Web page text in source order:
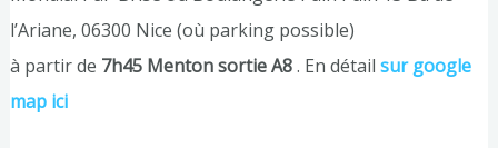
l’Ariane, 06300 Nice (où parking possible)
à partir de 7h45 Menton sortie A8. En détail sur google
map ici